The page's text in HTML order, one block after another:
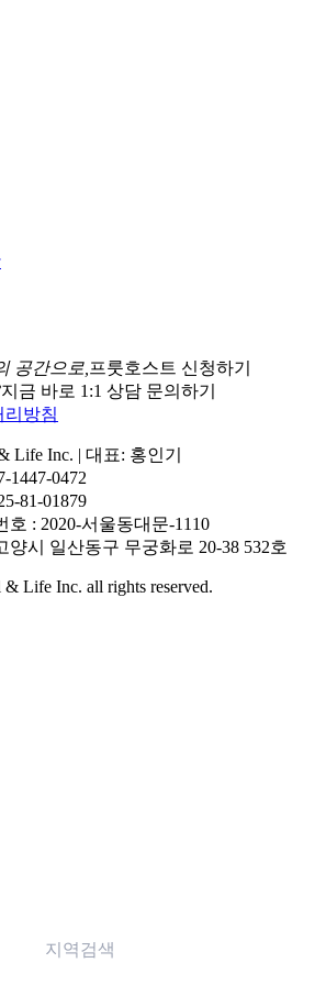
공간으로, 프룻호스트 신청하기
지금 바로 1:1 상담 문의하기
리방침
Life Inc. | 대표: 홍인기
1447-0472
81-01879
호 : 2020-서울동대문-1110
양시 일산동구 무궁화로 20-38 532호
Life Inc. all rights reserved.
지역검색